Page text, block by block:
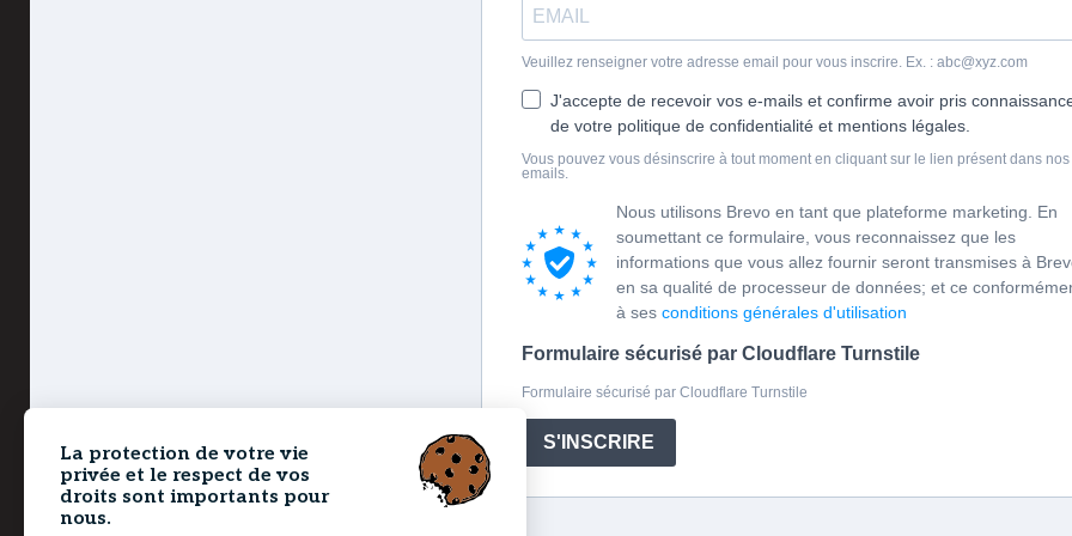
Veuillez renseigner votre adresse email pour vous inscrire. Ex. : abc@xyz.com
J'accepte de recevoir vos e-mails et confirme avoir pris
de votre politique de confidentialité et mentions légales.
Vous pouvez vous désinscrire à tout moment en cliquant sur le lien présent dans nos
emails.
Nous utilisons Brevo en tant que plateforme marketing. En
soumettant ce formulaire, vous reconnaissez que les
informations que vous allez fournir seront transmises à
en sa qualité de processeur de données; et ce
à ses conditions générales d'utilisation
Formulaire sécurisé par Cloudflare Turnstile
Formulaire sécurisé par Cloudflare Turnstile
S'INSCRIRE
La protection de votre vie
privée et le respect de vos
droits sont importants pour
nous.